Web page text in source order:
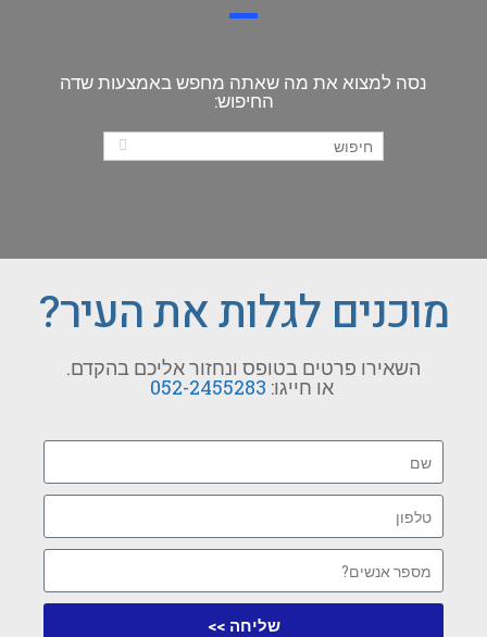
נסה למצוא את מה שאתה מחפש באמצעות שדה
החיפוש:
מוכנים לגלות את העיר?
השאירו פרטים בטופס ונחזור אליכם בהקדם.
או חייגו: 052-2455283
שליחה >>